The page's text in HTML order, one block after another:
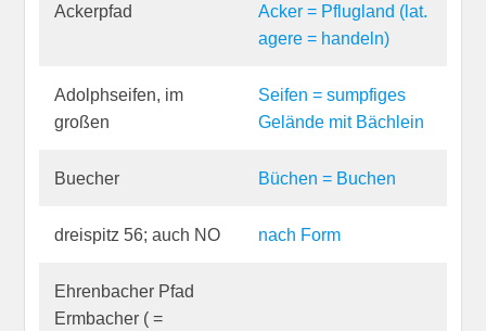
Ackerpfad
Acker = Pflugland (lat.
agere = handeln)
Adolphseifen, im
großen
Seifen = sumpfiges
Gelände mit Bächlein
Buecher Büchen = Buchen
dreispitz 56; auch NO nach Form
Ehrenbacher Pfad
Ermbacher ( =